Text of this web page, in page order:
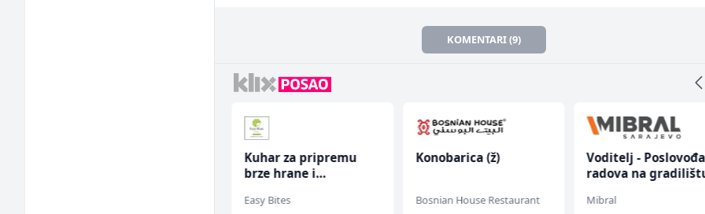
KOMENTARI (9)
Kuhar za pripremu
brze hrane i
ž)
Easy Bites
Konobarica (ž)
Bosnian House Restaurant
Voditelj - Poslovođa
radova na
Mibral